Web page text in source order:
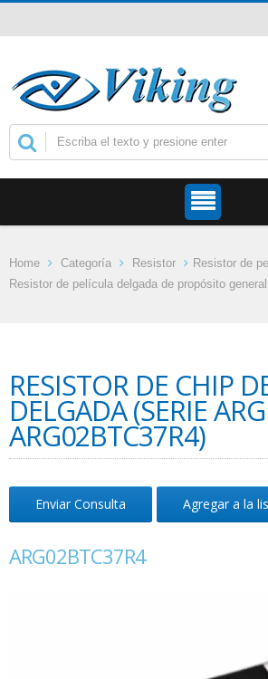
Home Categoría Resistor
Resistor de
Resistor de película delgada de propósito
RESISTOR DE CHIP
DELGADA (SERIE ARG
ARG02BTC37R4)
Enviar Consulta Agregar a la
ARG02BTC37R4